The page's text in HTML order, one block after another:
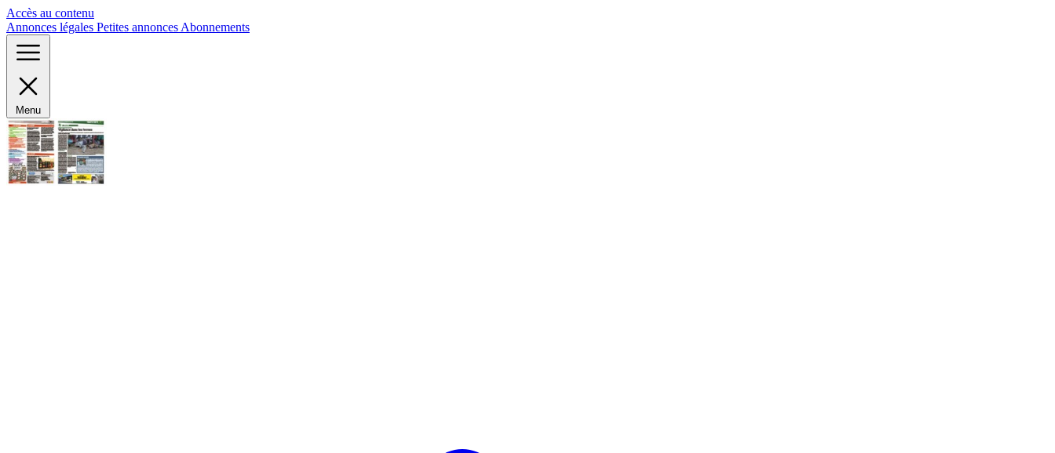
Accès au contenu
Annonces légales Petites annonces Abonnements
Menu
Panneau de gestion des cookies